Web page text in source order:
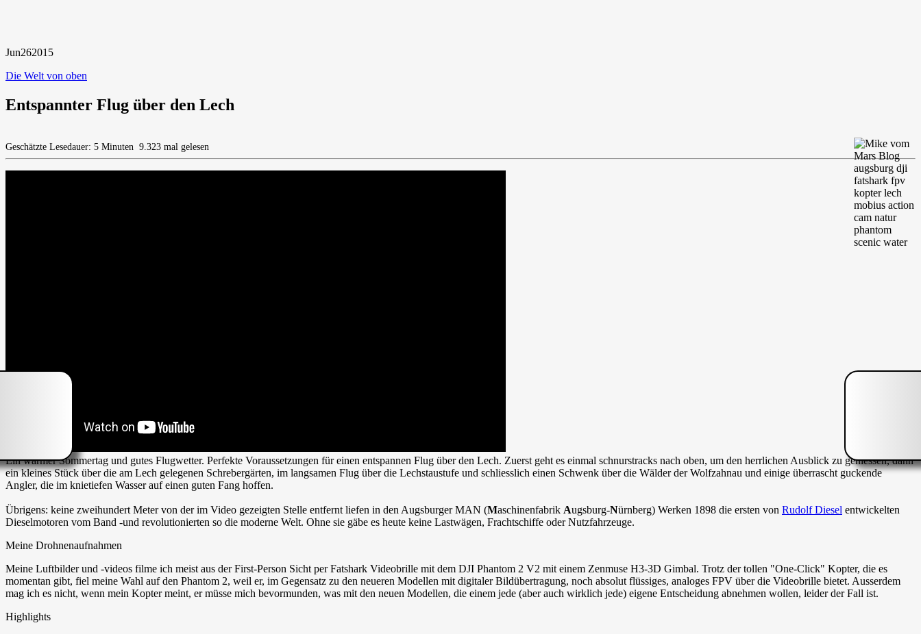
Jun262015
Die Welt von oben
Entspannter Flug über den Lech
Geschätzte Lesedauer: 5 Minuten 9.323 mal gelesen
Ein warmer Sommertag und gutes Flugwetter. Perfekte Voraussetzungen für einen entspannen Flug über den Lech. Zuerst geht es einmal schnurstracks nach oben, um den herrlichen Ausblick zu geniessen, dann
ein kleines Stück über die am Lech gelegenen Schrebergärten, im langsamen Flug über die Lechstaustufe und schliesslich einen Schwenk über die Wälder der Wolfzahnau und einige überrascht guckende
Angler, die im knietiefen Wasser auf einen guten Fang hoffen.
Übrigens: keine zweihundert Meter von der im Video gezeigten Stelle entfernt liefen in den Augsburger MAN (Maschinenfabrik Augsburg-Nürnberg) Werken 1898 die ersten von Rudolf Diesel entwickelten
Dieselmotoren vom Band -und revolutionierten so die moderne Welt. Ohne sie gäbe es heute keine Lastwägen, Frachtschiffe oder Nutzfahrzeuge.
Meine Drohnenaufnahmen
Meine Luftbilder und -videos filme ich meist aus der First-Person Sicht per Fatshark Videobrille mit dem DJI Phantom 2 V2 mit einem Zenmuse H3-3D Gimbal. Trotz der tollen "One-Click" Kopter, die es
momentan gibt, fiel meine Wahl auf den Phantom 2, weil er, im Gegensatz zu den neueren Modellen mit digitaler Bildübertragung, noch absolut flüssiges, analoges FPV über die Videobrille bietet. Ausserdem
mag ich es nicht, wenn mein Kopter meint, er müsse mich bevormunden, was mit den neuen Modellen, die einem jede (aber auch wirklich jede) eigene Entscheidung abnehmen wollen, leider der Fall ist.
Highlights